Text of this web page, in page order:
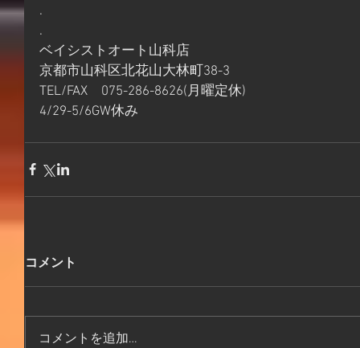
.
.
ベイシストオート山科店
京都市山科区北花山大林町38-3
TEL/FAX　075-286-8626(月曜定休)
4/29-5/6GW休み
コメント
コメントを追加…